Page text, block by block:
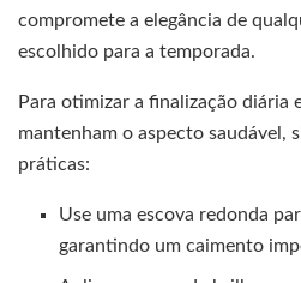
compromete a elegância de
escolhido para a temporada.
Para otimizar a finalização diária
mantenham o aspecto saudável,
práticas:
Use uma escova redonda
garantindo um caimento